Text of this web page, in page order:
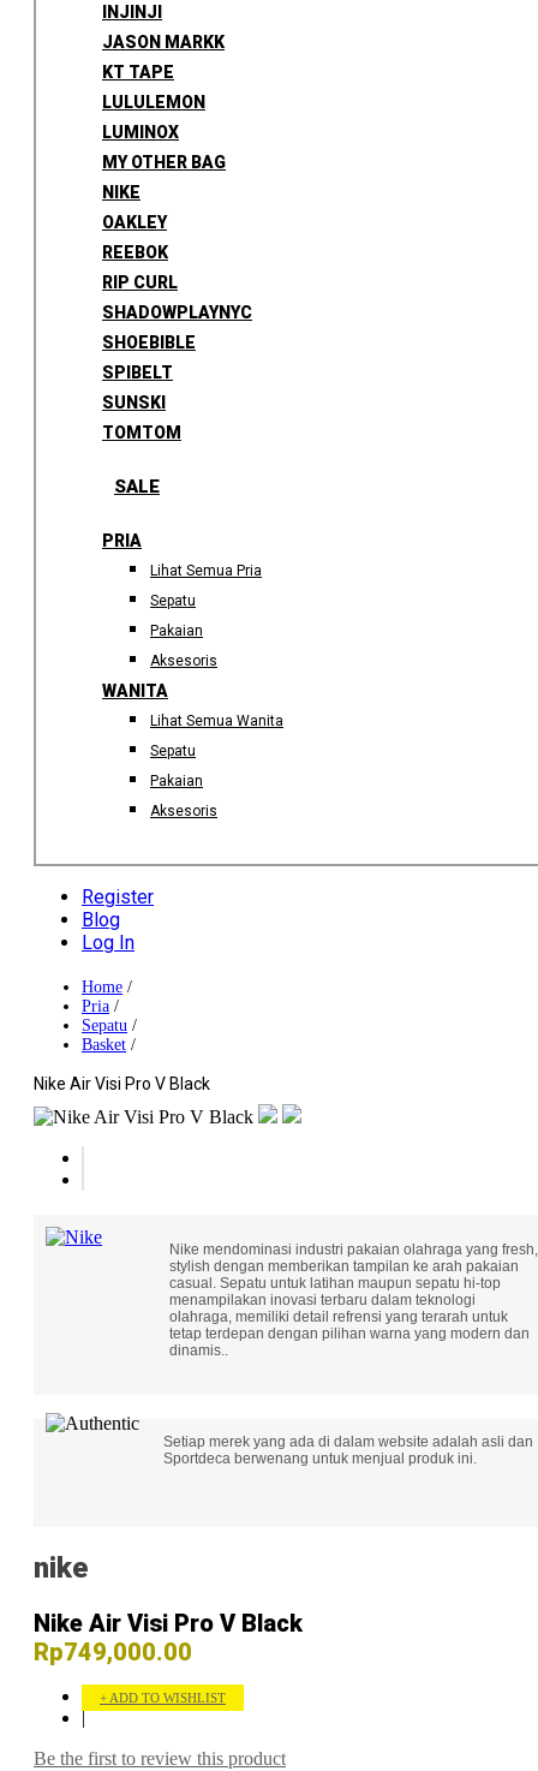
INJINJI
JASON MARKK
KT TAPE
LULULEMON
LUMINOX
MY OTHER BAG
NIKE
OAKLEY
REEBOK
RIP CURL
SHADOWPLAYNYC
SHOEBIBLE
SPIBELT
SUNSKI
TOMTOM
SALE
PRIA
Lihat Semua Pria
Sepatu
Pakaian
Aksesoris
WANITA
Lihat Semua Wanita
Sepatu
Pakaian
Aksesoris
Register
Blog
Log In
Home /
Pria /
Sepatu /
Basket /
Nike Air Visi Pro V Black
Nike mendominasi industri pakaian olahraga yang fresh,
stylish dengan memberikan tampilan ke arah pakaian
casual. Sepatu untuk latihan maupun sepatu hi-top
menampilakan inovasi terbaru dalam teknologi
olahraga, memiliki detail refrensi yang terarah untuk
tetap terdepan dengan pilihan warna yang modern dan
dinamis..
Setiap merek yang ada di dalam website adalah asli dan
Sportdeca berwenang untuk menjual produk ini.
nike
Nike Air Visi Pro V Black
Rp749,000.00
ADD TO WISHLIST
|
Be the first to review this product